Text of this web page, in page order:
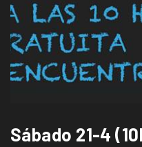
Sábado 21-4